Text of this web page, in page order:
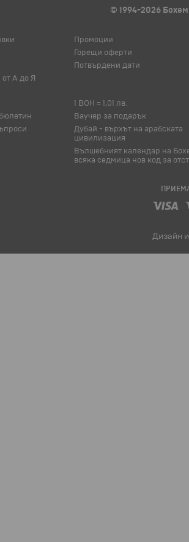
© 1994-2026
А до Я
Промоции
Горещи оферти
Потвърдени дати
1 BOH = 1,01 лв.
Ваучер за подарък
Дубай - върхът на арабската
цивилизация
Вълшебният календар на
всяка седмица нов код за
Дизайн